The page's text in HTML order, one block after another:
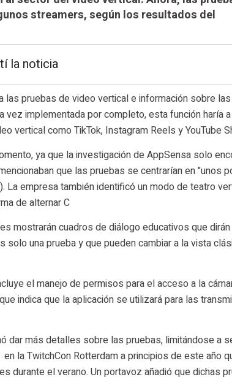
streamers, según los resultados del
la noticia
las pruebas de video vertical e información sobre las
implementada por completo, esta función haría
vertical como TikTok, Instagram Reels y YouTube
ya que la investigación de AppSensa solo
que las pruebas se centrarían en "unos
empresa también identificó un modo de teatro
de alternar C
mostrarán cuadros de diálogo educativos que
una prueba y que pueden cambiar a la vista
el manejo de permisos para el acceso a la
indica que la aplicación se utilizará para las
dar más detalles sobre las pruebas, limitándose a
la TwitchCon Rotterdam a principios de este año
durante el verano. Un portavoz añadió que dichas